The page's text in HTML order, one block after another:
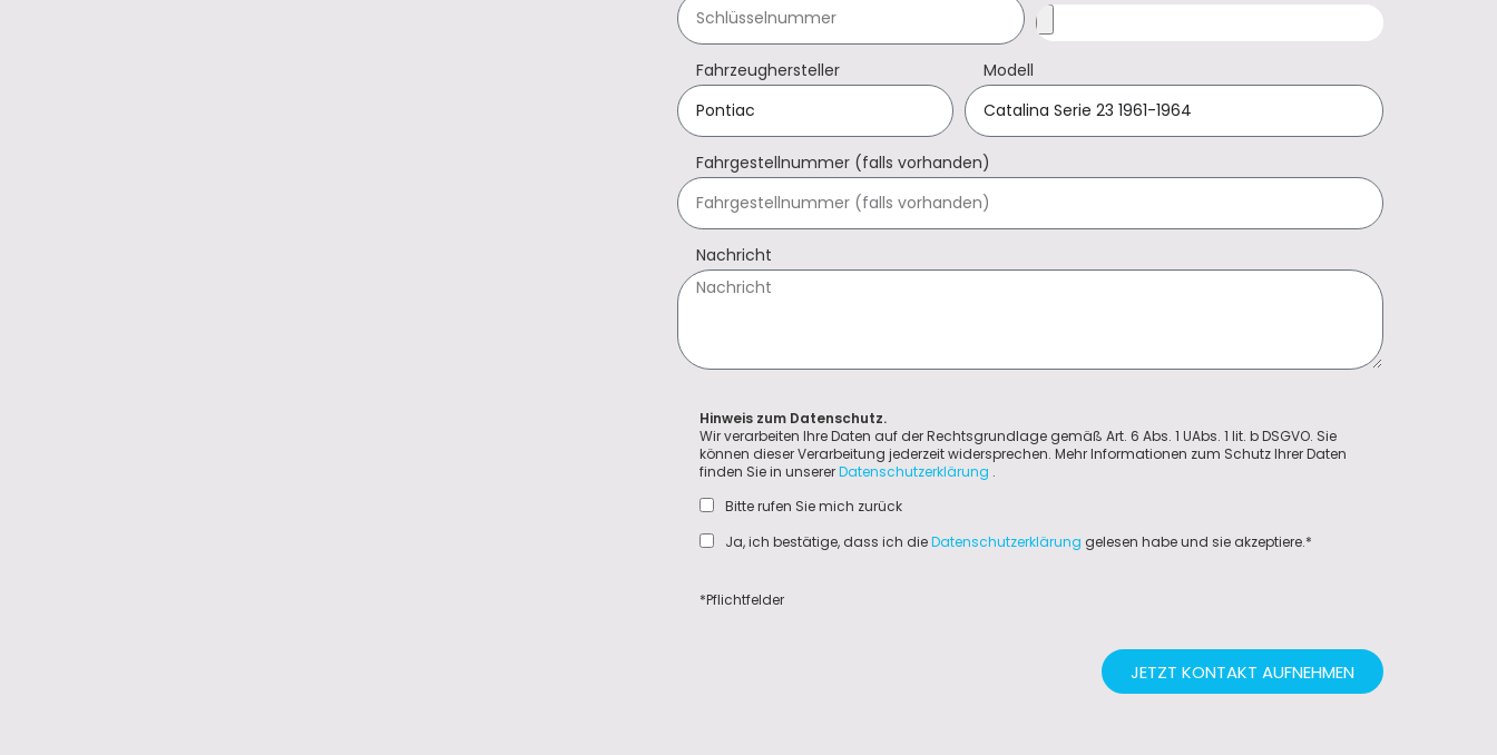
Fahrzeughersteller Modell
Fahrgestellnummer (falls vorhanden)
Nachricht
Hinweis zum Datenschutz.
Wir verarbeiten Ihre Daten auf der Rechtsgrundlage gemäß Art. 6 Abs. 1 UAbs. 1 lit. b DSGVO. Sie
können dieser Verarbeitung jederzeit widersprechen. Mehr Informationen zum Schutz Ihrer Daten
finden Sie in unsererDatenschutzerklärung .
Bitte rufen Sie mich zurück
Ja, ich bestätige, dass ich dieDatenschutzerklärung gelesen habe und sie akzeptiere.*
*Pflichtfelder
JETZT KONTAKT AUFNEHMEN